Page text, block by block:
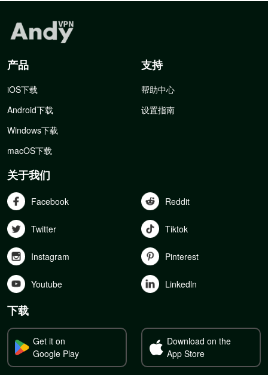
产品
iOS下载
Android下载
Windows下载
macOS下载
支持
帮助中心
设置指南
关于我们
Facebook Reddit
Twitter Tiktok
Instagram Pinterest
Youtube Linkedln
下载
Get it on
Google Play
Download on the
App Store